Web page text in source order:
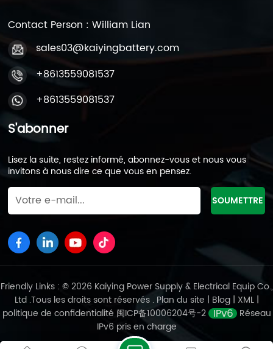
Contact Person : William Lian
sales03@kaiyingbattery.com
+8613559081537
+8613559081537
S'abonner
Lisez la suite, restez informé, abonnez-vous et nous vous
invitons à nous dire ce que vous en pensez.
Friendly Links : © 2026 Kaiying Power Supply & Electrical Equip Co.,
Ltd .Tous les droits sont réservés . Plan du site | Blog | XML|
politique de confidentialité 闽ICP备10006204号-2
Réseau
IPv6 pris en charge